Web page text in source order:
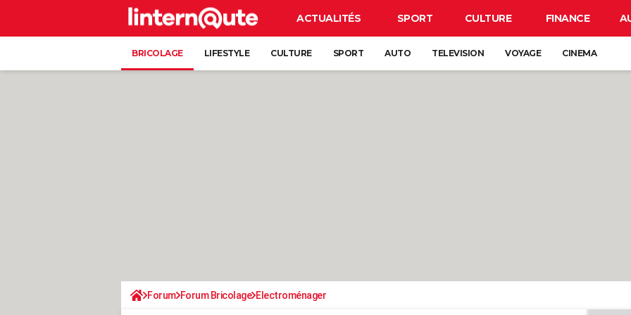
ACTUALITÉS SPORT CULTURE FINANCE
BRICOLAGE LIFESTYLE CULTURE SPORT AUTO TELEVISION VOYAGE CINEMA
Forum Forum Bricolage Electroménager